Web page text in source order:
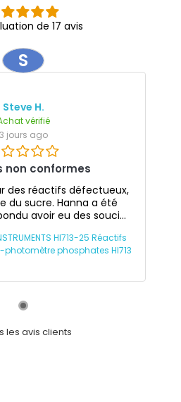
de 17 avis
S
Steve H.
vérifié
3 jours ago
non conformes
des réactifs défectueux,
du sucre. Hanna a été
avoir eu des souci...
HI713-25 Réactifs
phosphates HI713
les avis clients